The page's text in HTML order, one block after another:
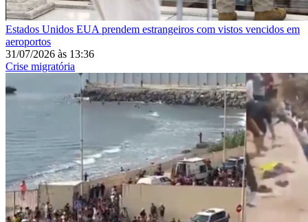
Estados Unidos EUA prendem estrangeiros com vistos vencidos em
aeroportos
31/07/2026 às 13:36
Crise migratória